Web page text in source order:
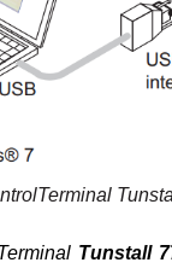
Tunstall